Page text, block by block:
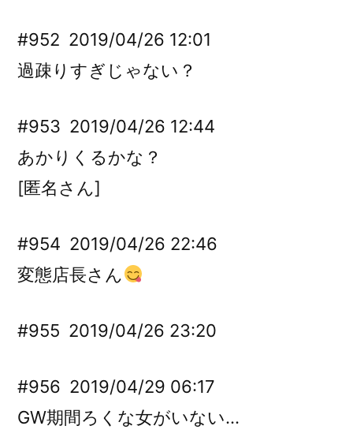
#952 2019/04/26 12:01
過疎りすぎじゃない？
#953 2019/04/26 12:44
あかりくるかな？
[匿名さん]
#954 2019/04/26 22:46
変態店長さん
#955 2019/04/26 23:20
#956 2019/04/29 06:17
GW期間ろくな女がいない…